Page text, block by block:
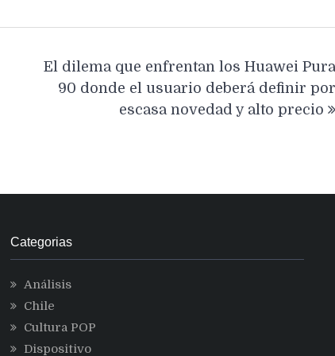
El dilema que enfrentan los Huawei Pura
90 donde el usuario deberá definir por
escasa novedad y alto precio
Categorias
Análisis
Chile
Cultura POP
Dispositivo